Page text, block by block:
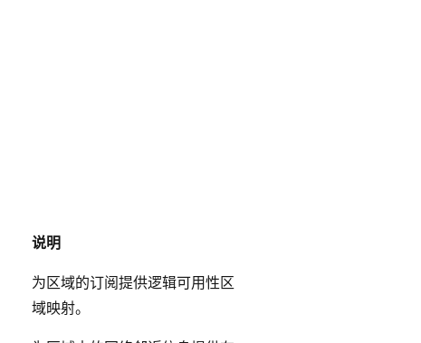
说明
为区域的订阅提供逻辑可用性区
域映射。